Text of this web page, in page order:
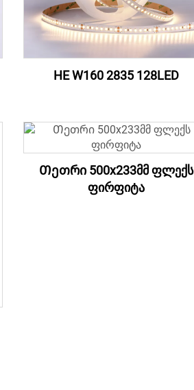
HE W160 2835 128LED
Თეთრი 500x233მმ ფლექს
ფირფიტა